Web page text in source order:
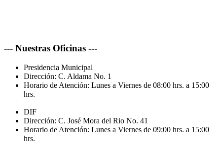
--- Nuestras Oficinas ---
Presidencia Municipal
Dirección: C. Aldama No. 1
Horario de Atención: Lunes a Viernes de 08:00 hrs. a 15:00
hrs.
DIF
Dirección: C. José Mora del Rio No. 41
Horario de Atención: Lunes a Viernes de 09:00 hrs. a 15:00
hrs.